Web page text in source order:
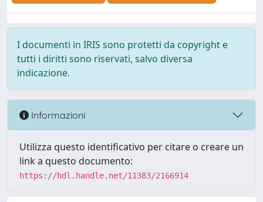
I documenti in IRIS sono protetti da copyright e
tutti i diritti sono riservati, salvo diversa
indicazione.
Informazioni
Utilizza questo identificativo per citare o creare un
link a questo documento:
https://hdl.handle.net/11383/2166914